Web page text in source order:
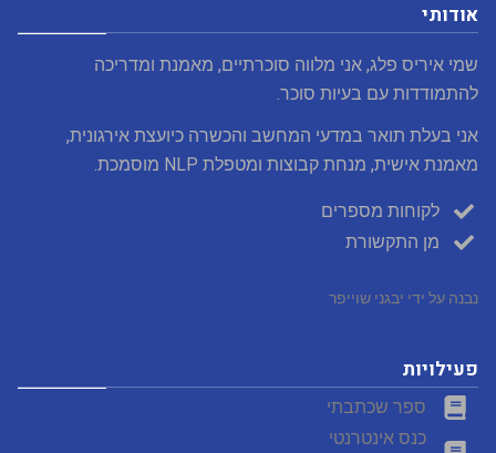
אודותי
שמי איריס פלג, אני מלווה סוכרתיים, מאמנת ומדריכה
להתמודדות עם בעיות סוכר.
אני בעלת תואר במדעי המחשב והכשרה כיועצת אירגונית,
מאמנת אישית, מנחת קבוצות ומטפלת NLP מוסמכת.
לקוחות מספרים
מן התקשורת
נבנה על ידי יבגני שוייפר
פעילויות
ספר שכתבתי
כנס אינטרנטי